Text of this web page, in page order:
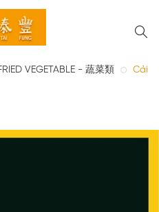
VEGETABLE - 蔬菜類
Cải